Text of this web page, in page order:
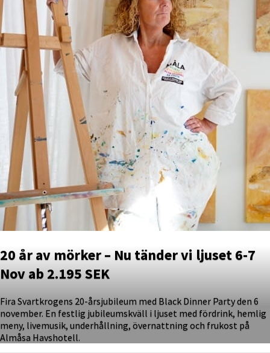
20 år av mörker – Nu tänder vi ljuset 6-7
Nov ab 2.195 SEK
Fira Svartkrogens 20-årsjubileum med Black Dinner Party den 6
november. En festlig jubileumskväll i ljuset med fördrink, hemlig
meny, livemusik, underhållning, övernattning och frukost på
Almåsa Havshotell.